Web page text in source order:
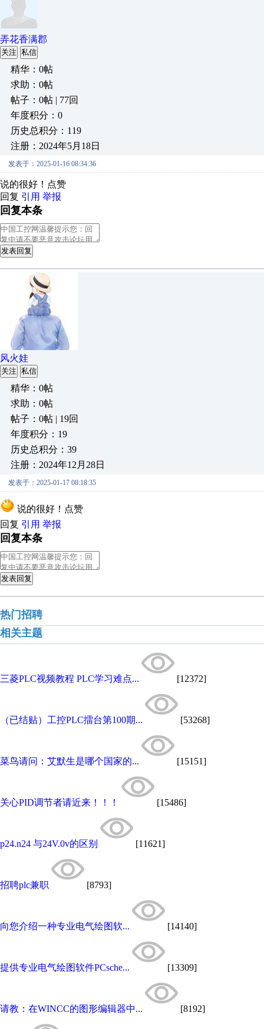
弄花香满郡
关注 私信
精华：0帖
求助：0帖
帖子：0帖 | 77回
年度积分：0
历史总积分：119
注册：2024年5月18日
发表于：2025-01-16 08:34:36
说的很好！点赞
回复 引用 举报
回复本条
发表回复
风火娃
关注 私信
精华：0帖
求助：0帖
帖子：0帖 | 19回
年度积分：19
历史总积分：39
注册：2024年12月28日
发表于：2025-01-17 08:18:35
说的很好！点赞
回复 引用 举报
回复本条
发表回复
热门招聘
相关主题
三菱PLC视频教程 PLC学习难点... [12372]
（已结贴）工控PLC擂台第100期... [53268]
菜鸟请问：艾默生是哪个国家的... [15151]
关心PID调节者请近来！！！ [15486]
p24.n24 与24V.0v的区别 [11621]
招聘plc兼职 [8793]
向您介绍一种专业电气绘图软... [14140]
提供专业电气绘图软件PCsche... [13309]
请教：在WINCC的图形编辑器中... [8192]